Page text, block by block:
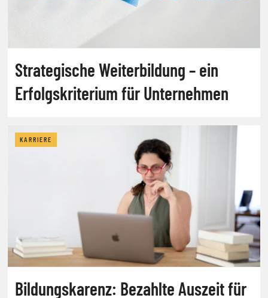
Strategische Weiterbildung – ein
Erfolgskriterium für Unternehmen
KARRIERE
Bildungskarenz: Bezahlte Auszeit für